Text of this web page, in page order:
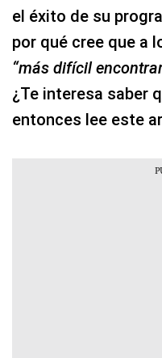
el éxito de su
por qué cree que a
“más difícil
¿Te interesa saber
entonces lee este